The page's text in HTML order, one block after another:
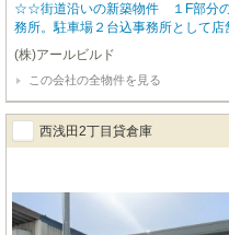
☆☆街道沿いの新築物件 １F部分
務所。駐車場２台込事務所として
い。お問い合わせは担当の加藤の
す。
(株)アールビルド
この会社の全物件を見る
西浅田2丁目貸倉庫